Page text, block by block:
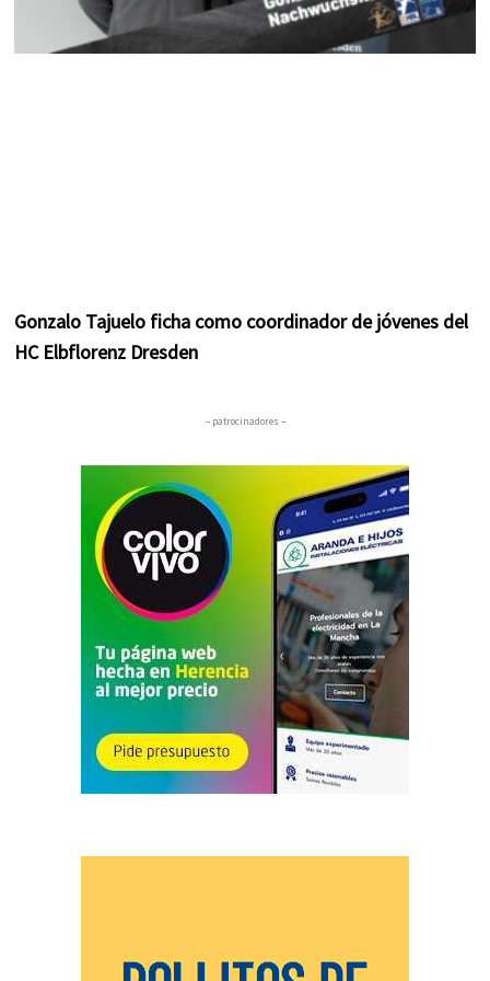
Gonzalo Tajuelo ficha como coordinador de jóvenes del
HC Elbflorenz Dresden
– patrocinadores –